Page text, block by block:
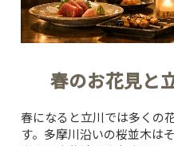
春のお花見と
春になると立川では多くの
す。多摩川沿いの桜並木は